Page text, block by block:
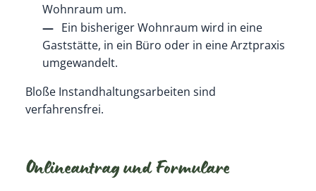
Wohnraum um.
Ein bisheriger Wohnraum wird in eine
Gaststätte, in ein Büro oder in eine Arztpraxis
umgewandelt.
Bloße Instandhaltungsarbeiten sind
verfahrensfrei.
Onlineantrag und Formulare